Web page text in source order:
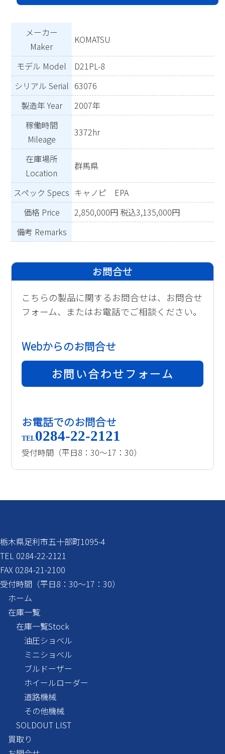
メーカー
Maker
KOMATSU
モデル Model
D21PL-8
シリアル Serial 63076
製造年 Year
2007年
稼働時間
Mileage
3372hr
在庫場所
Location
群馬県
スペック Specs キャノピ EPA
価格 Price
2,850,000円 税込3,135,000円
備考 Remarks
お問合せ
こちらの製品に関するお問合せは、お問合せ
フォーム、またはお電話でご相談ください。
Webからのお問合せ
お問い合わせフォーム
お電話でのお問合せ
TEL0284-22-2121
受付時間（平日8：30～17：30）
栃木県足利市五十部町1095-4
TEL 0284-22-2121
FAX 0284-21-2100
受付時間（平日8：30～17：30）
ホーム
在庫一覧
在庫一覧 Stock
油圧ショベル
ミニショベル
ブルドーザー
ホイールローダー
道路機械
その他機械